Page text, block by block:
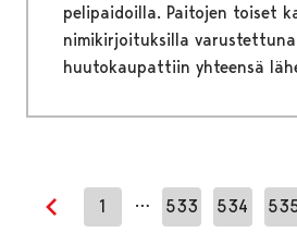
pelipaidoilla. Paitojen toiset
nimikirjoituksilla varustettuna
huutokaupattiin yhteensä
Edellinen sivu
1 … 533 534